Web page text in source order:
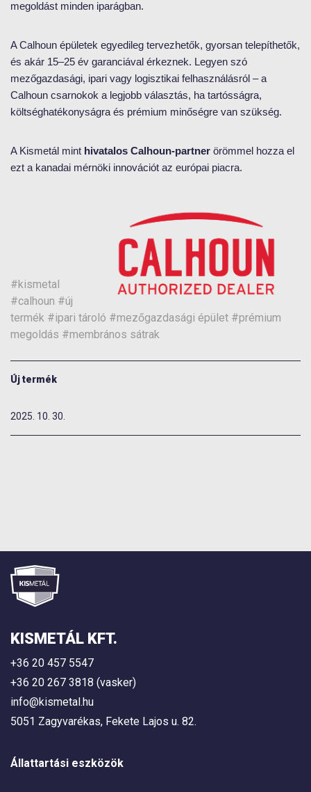
megoldást minden iparágban.
A Calhoun épületek egyedileg tervezhetők, gyorsan telepíthetők,
és akár 15–25 év garanciával érkeznek. Legyen szó
mezőgazdasági, ipari vagy logisztikai felhasználásról – a
Calhoun csarnokok a legjobb választás, ha tartósságra,
költséghatékonyságra és prémium minőségre van szükség.
A Kismetál mint hivatalos Calhoun-partner örömmel hozza el
ezt a kanadai mérnöki innovációt az európai piacra.
#kismetal
#calhoun #új
termék #ipari tároló #mezőgazdasági épület #prémium
megoldás #membrános sátrak
Új termék
2025. 10. 30.
KISMETÁL KFT.
+36 20 457 5547
+36 20 267 3818 (vasker)
info@kismetal.hu
5051 Zagyvarékas, Fekete Lajos u. 82.
Állattartási eszközök